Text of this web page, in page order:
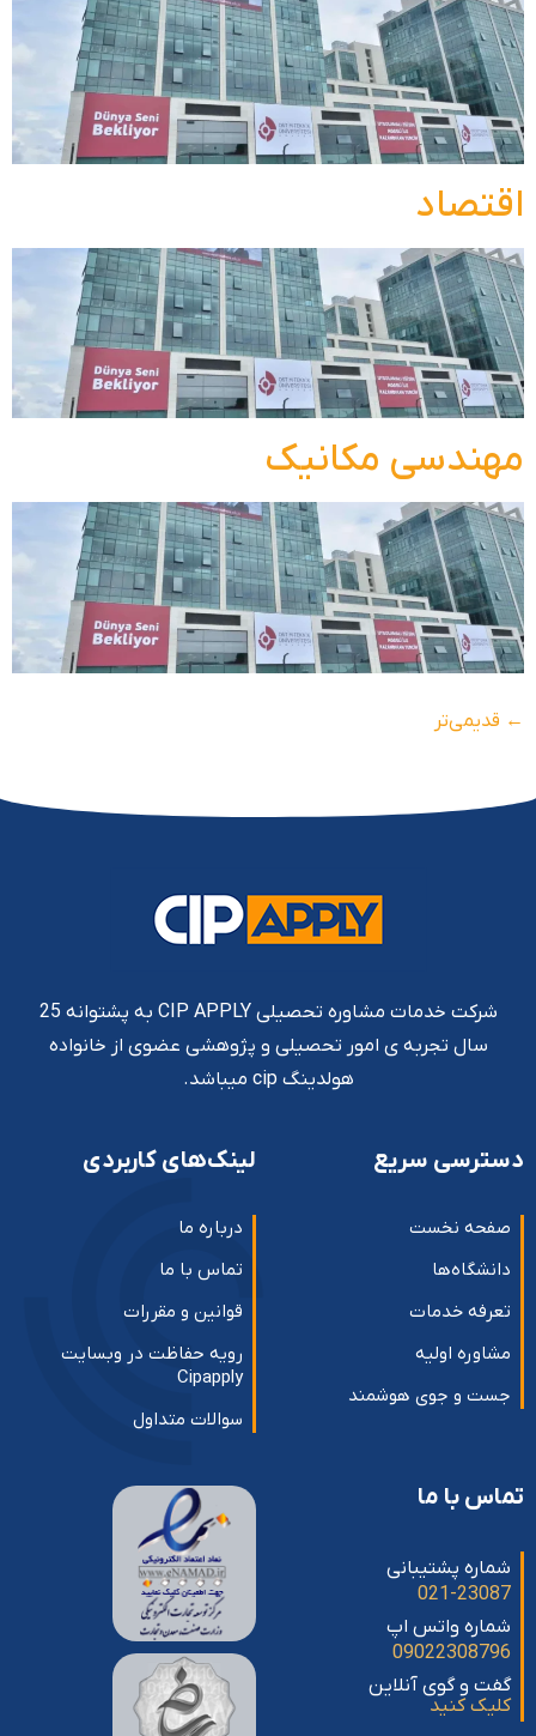
اقتصاد
مهندسی مکانیک
← قدیمی‌تر
شرکت خدمات مشاوره تحصیلی CIP APPLY به پشتوانه 25
سال تجربه ی امور تحصیلی و پژوهشی عضوی از خانواده
هولدینگ cip میباشد.
دسترسی سریع
صفحه نخست
دانشگاه‌ها
تعرفه خدمات
مشاوره اولیه
جست و جوی هوشمند
لینک‌های کاربردی
درباره ما
تماس با ما
قوانین و مقررات
رویه حفاظت در وبسایت
Cipapply
سوالات متداول
تماس با ما
شماره پشتیبانی
021-23087
شماره واتس اپ
09022308796
گفت و گوی آنلاین
کلیک کنید